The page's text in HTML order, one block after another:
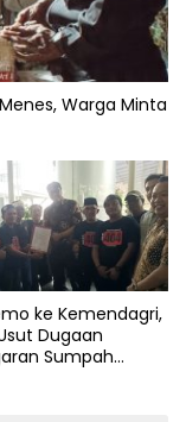
Warga Minta
ke Kemendagri,
Dugaan
Sumpah